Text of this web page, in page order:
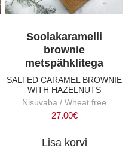
Soolakaramelli
brownie
metspähklitega
SALTED CARAMEL BROWNIE
WITH HAZELNUTS
Nisuvaba / Wheat free
27.00€
Lisa korvi